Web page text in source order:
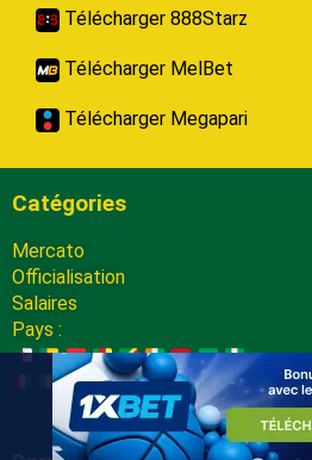
Télécharger 888Starz
Télécharger MelBet
Télécharger Megapari
Catégories
Mercato
Officialisation
Salaires
Pays :